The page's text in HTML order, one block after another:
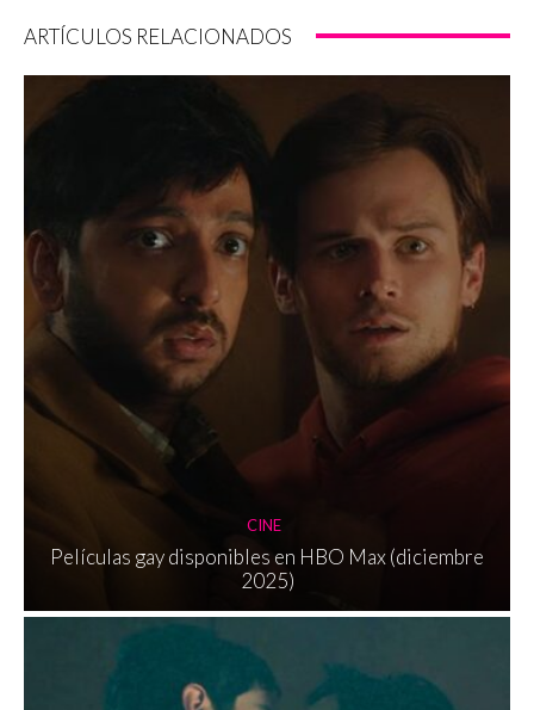
ARTÍCULOS RELACIONADOS
CINE
Películas gay disponibles en HBO Max (diciembre
2025)